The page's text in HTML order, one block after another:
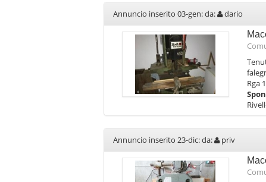
Annuncio inserito 03-gen: da: dario
Rga
Annuncio inserito 23-dic: da: priv